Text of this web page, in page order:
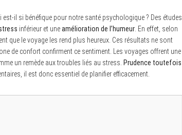
il si bénéfique pour notre santé psychologique ? Des études
inférieur et uneamélioration de l’humeur . En effet, selon
que le voyage les rend plus heureux. Ces résultats ne sont
de confort confirment ce sentiment. Les voyages offrent une
un remède aux troubles liés au stress. Prudence toutefois
il est donc essentiel de planifier efficacement.